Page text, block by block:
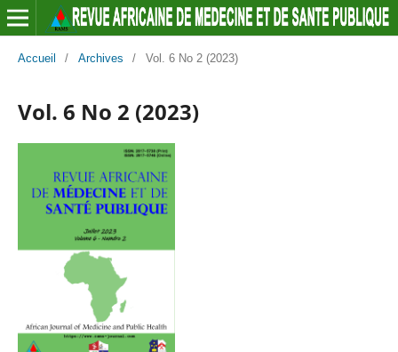
Accueil / Archives / Vol. 6 No 2 (2023)
Vol. 6 No 2 (2023)